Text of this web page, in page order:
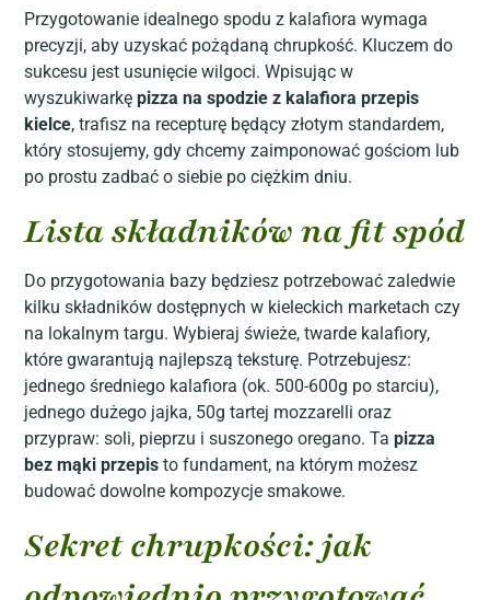
Przygotowanie idealnego spodu z kalafiora wymaga
precyzji, aby uzyskać pożądaną chrupkość. Kluczem do
sukcesu jest usunięcie wilgoci. Wpisując w
wyszukiwarkępizza na spodzie z kalafiora przepis
kielce, trafisz na recepturę będący złotym standardem,
który stosujemy, gdy chcemy zaimponować gościom lub
po prostu zadbać o siebie po ciężkim dniu.
Lista składników na fit spód
Do przygotowania bazy będziesz potrzebować zaledwie
kilku składników dostępnych w kieleckich marketach czy
na lokalnym targu. Wybieraj świeże, twarde kalafiory,
które gwarantują najlepszą teksturę. Potrzebujesz:
jednego średniego kalafiora (ok. 500-600g po starciu),
jednego dużego jajka, 50g tartej mozzarelli oraz
przypraw: soli, pieprzu i suszonego oregano. Tapizza
bez mąki przepis to fundament, na którym możesz
budować dowolne kompozycje smakowe.
Sekret chrupkości: jak